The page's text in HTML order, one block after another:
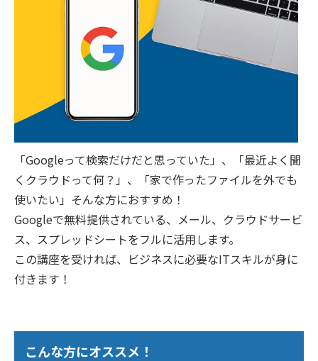
「Googleって検索だけだと思っていた」、「最近よく聞
くクラウドって何？」、「家で作ったファイルを外でも
使いたい」そんな方におすすめ！
Googleで無料提供されている、メール、クラウドサービ
ス、スプレッドシートをフルに活用します。
この講座を受ければ、ビジネスに必要なITスキルが身に
付きます！
こんな方にオススメ！